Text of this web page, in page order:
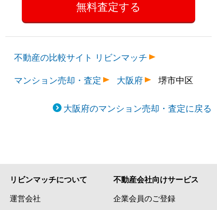
不動産の比較サイト リビンマッチ
マンション売却・査定
大阪府 堺市中区
大阪府のマンション売却・査定に戻る
リビンマッチについて
運営会社
不動産会社向けサービス
企業会員のご登録